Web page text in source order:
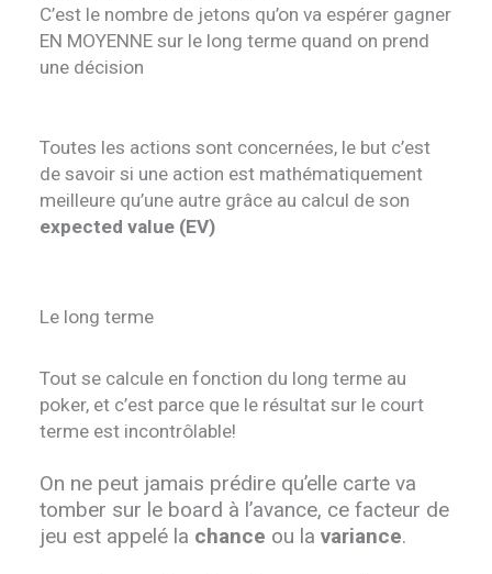
C’est le nombre de jetons qu’on va espérer gagner
EN MOYENNE sur le long terme quand on prend
une décision
Toutes les actions sont concernées, le but c’est
de savoir si une action est mathématiquement
meilleure qu’une autre grâce au calcul de son
expected value (EV)
Le long terme
Tout se calcule en fonction du long terme au
poker, et c’est parce que le résultat sur le court
terme est incontrôlable!
On ne peut jamais prédire qu’elle carte va
tomber sur le board à l’avance, ce facteur de
jeu est appelé la chance ou la variance.